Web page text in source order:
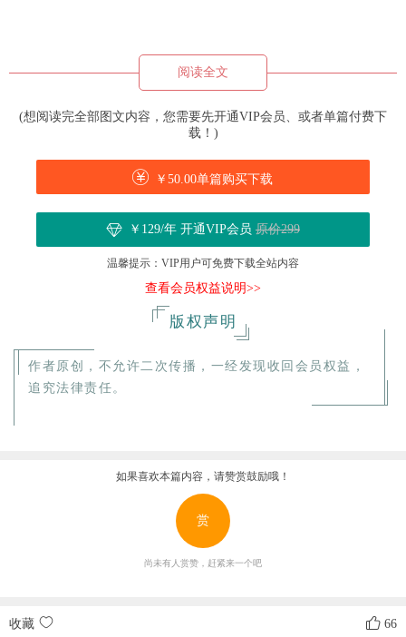
阅读全文
(想阅读完全部图文内容，您需要先开通VIP会员、或者单篇付费下
载！)
￥50.00单篇购买下载
￥129/年 开通VIP会员 原价299
温馨提示：VIP用户可免费下载全站内容
查看会员权益说明>>
版权声明
作者原创，不允许二次传播，一经发现收回会员权益，
追究法律责任。
如果喜欢本篇内容，请赞赏鼓励哦！
赏
尚未有人赏赞，赶紧来一个吧
收藏 66